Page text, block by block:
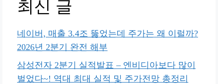
최신 글
네이버, 매출 3.4조 뚫었는데 주가는 왜 이럴까?
2026년 2분기 완전 해부
삼성전자 2분기 실적발표 – 엔비디아보다 많이
벌었다~! 역대 최대 실적 및 주가전망 총정리